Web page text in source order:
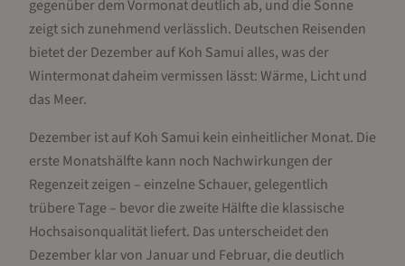
gegenüber dem Vormonat deutlich ab, und die Sonne
zeigt sich zunehmend verlässlich. Deutschen Reisenden
bietet der Dezember auf Koh Samui alles, was der
Wintermonat daheim vermissen lässt: Wärme, Licht und
das Meer.
Dezember ist auf Koh Samui kein einheitlicher Monat. Die
erste Monatshälfte kann noch Nachwirkungen der
Regenzeit zeigen – einzelne Schauer, gelegentlich
trübere Tage – bevor die zweite Hälfte die klassische
Hochsaisonqualität liefert. Das unterscheidet den
Dezember klar von Januar und Februar, die deutlich